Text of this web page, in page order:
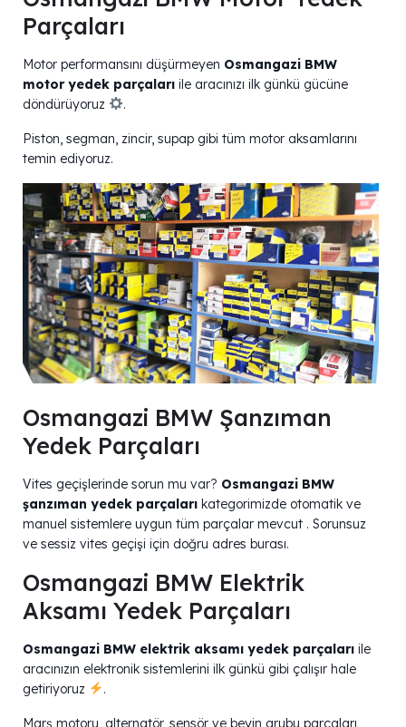
Parçaları
Motor performansını düşürmeyen Osmangazi BMW
motor yedek parçaları ile aracınızı ilk günkü gücüne
döndürüyoruz
.
Piston, segman, zincir, supap gibi tüm motor aksamlarını
temin ediyoruz.
Osmangazi BMW Şanzıman
Yedek Parçaları
Vites geçişlerinde sorun mu var? Osmangazi BMW
şanzıman yedek parçaları kategorimizde otomatik ve
manuel sistemlere uygun tüm parçalar mevcut . Sorunsuz
ve sessiz vites geçişi için doğru adres burası.
Osmangazi BMW Elektrik
Aksamı Yedek Parçaları
Osmangazi BMW elektrik aksamı yedek parçaları ile
aracınızın elektronik sistemlerini ilk günkü gibi çalışır hale
getiriyoruz
.
Marş motoru, alternatör, sensör ve beyin grubu parçaları